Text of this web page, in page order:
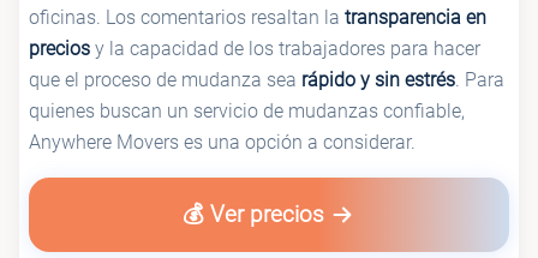
oficinas. Los comentarios resaltan la transparencia en
precios y la capacidad de los trabajadores para hacer
que el proceso de mudanza sea rápido y sin estrés. Para
quienes buscan un servicio de mudanzas confiable,
Anywhere Movers es una opción a considerar.
💰 Ver precios